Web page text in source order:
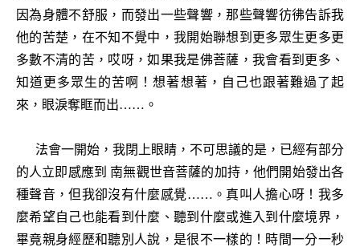
因為身體不舒服，而發出一些聲響，那些聲響彷彿告訴我
他的苦楚，在不知不覺中，我開始聯想到更多眾生更多更
多數不清的苦，哎呀，如果我是佛菩薩，我會看到更多、
知道更多眾生的苦啊！想著想著，自己也跟著難過了起
來，眼淚奪眶而出……。
法會一開始，我閉上眼睛，不可思議的是，已經有部分
的人立即感應到 南無觀世音菩薩的加持，他們開始發出各
種聲音，但我卻沒有什麼感覺……。真叫人擔心呀！我多
麼希望自己也能看到什麼、聽到什麼或進入到什麼境界，
畢竟親身經歷和聽別人說，是很不一樣的！時間一分一秒